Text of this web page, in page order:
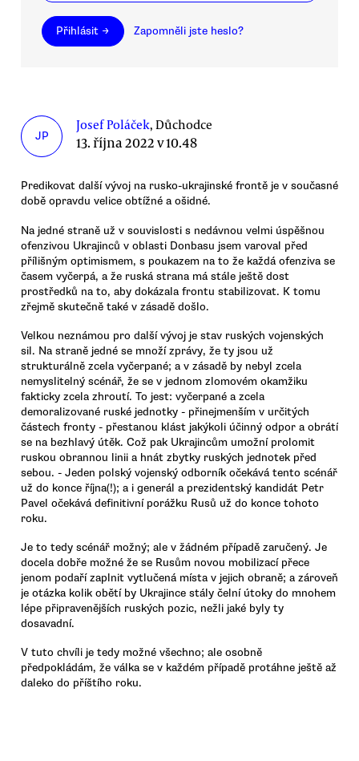
Přihlásit → Zapomněli jste heslo?
JP
Josef Poláček, Důchodce
13. října 2022 v 10.48
Predikovat další vývoj na rusko-ukrajinské frontě je v současné
době opravdu velice obtížné a ošidné.
Na jedné straně už v souvislosti s nedávnou velmi úspěšnou
ofenzivou Ukrajinců v oblasti Donbasu jsem varoval před
přílišným optimismem, s poukazem na to že každá ofenziva se
časem vyčerpá, a že ruská strana má stále ještě dost
prostředků na to, aby dokázala frontu stabilizovat. K tomu
zřejmě skutečně také v zásadě došlo.
Velkou neznámou pro další vývoj je stav ruských vojenských
sil. Na straně jedné se množí zprávy, že ty jsou už
strukturálně zcela vyčerpané; a v zásadě by nebyl zcela
nemyslitelný scénář, že se v jednom zlomovém okamžiku
fakticky zcela zhroutí. To jest: vyčerpané a zcela
demoralizované ruské jednotky - přinejmenším v určitých
částech fronty - přestanou klást jakýkoli účinný odpor a obrátí
se na bezhlavý útěk. Což pak Ukrajincům umožní prolomit
ruskou obrannou linii a hnát zbytky ruských jednotek před
sebou. - Jeden polský vojenský odborník očekává tento scénář
už do konce října(!); a i generál a prezidentský kandidát Petr
Pavel očekává definitivní porážku Rusů už do konce tohoto
roku.
Je to tedy scénář možný; ale v žádném případě zaručený. Je
docela dobře možné že se Rusům novou mobilizací přece
jenom podaří zaplnit vytlučená místa v jejich obraně; a zároveň
je otázka kolik obětí by Ukrajince stály čelní útoky do mnohem
lépe připravenějších ruských pozic, nežli jaké byly ty
dosavadní.
V tuto chvíli je tedy možné všechno; ale osobně
předpokládám, že válka se v každém případě protáhne ještě až
daleko do příštího roku.